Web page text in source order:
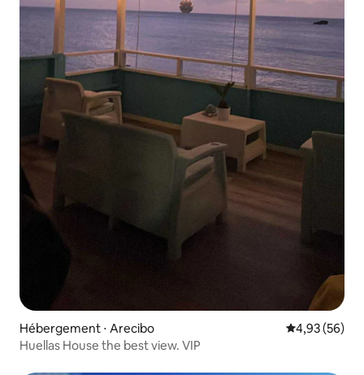
Hébergement ⋅ Arecibo Évaluation
4,93 (56)
Huellas House the best view. VIP